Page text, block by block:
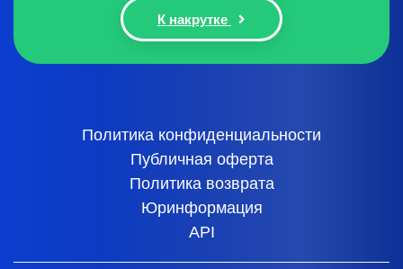
К накрутке
Политика конфиденциальности
Публичная оферта
Политика возврата
Юринформация
API